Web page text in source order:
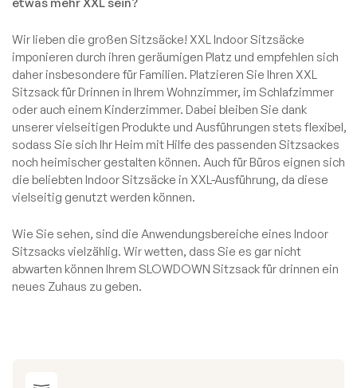
Wir lieben die großen Sitzsäcke! XXL Indoor Sitzsäcke
imponieren durch ihren geräumigen Platz und empfehlen sich
daher insbesondere für Familien. Platzieren Sie Ihren XXL
Sitzsack für Drinnen in Ihrem Wohnzimmer, im Schlafzimmer
oder auch einem Kinderzimmer. Dabei bleiben Sie dank
unserer vielseitigen Produkte und Ausführungen stets flexibel,
sodass Sie sich Ihr Heim mit Hilfe des passenden Sitzsackes
noch heimischer gestalten können. Auch für Büros eignen sich
die beliebten Indoor Sitzsäcke in XXL-Ausführung, da diese
vielseitig genutzt werden können.
Wie Sie sehen, sind die Anwendungsbereiche eines Indoor
Sitzsacks vielzählig. Wir wetten, dass Sie es gar nicht
abwarten können Ihrem SLOWDOWN Sitzsack für drinnen ein
neues Zuhaus zu geben.